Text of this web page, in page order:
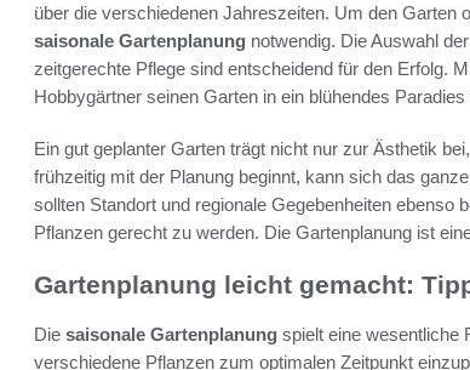
über die verschiedenen Jahreszeiten. Um den Garten
saisonale Gartenplanung notwendig. Die Auswahl
zeitgerechte Pflege sind entscheidend für den Erfolg.
Hobbygärtner seinen Garten in ein blühendes
Ein gut geplanter Garten trägt nicht nur zur Ästhetik
frühzeitig mit der Planung beginnt, kann sich das
sollten Standort und regionale Gegebenheiten
Pflanzen gerecht zu werden. Die Gartenplanung ist
Gartenplanung leicht gemacht:
Die saisonale Gartenplanung spielt eine wesentliche
verschiedene Pflanzen zum optimalen Zeitpunkt